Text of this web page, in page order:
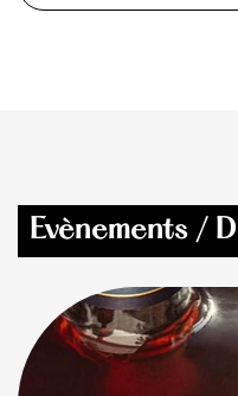
Evènements /